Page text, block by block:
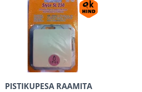
PISTIKUPESA RAAMITA